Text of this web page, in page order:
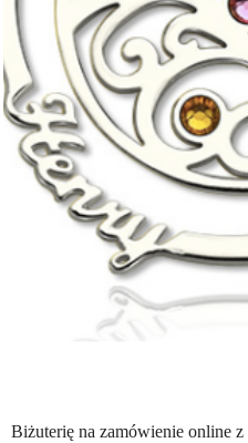
Biżuterię na zamówienie online